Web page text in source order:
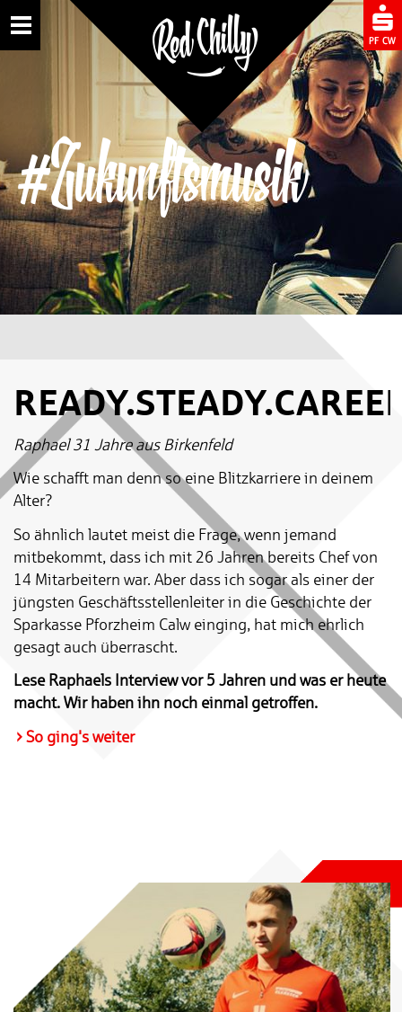
Toggle
#Zukunftsmusik
Raphael 31 Jahre aus Birkenfeld
Wie schafft man denn so eine Blitzkarriere in deinem
Alter?
So ähnlich lautet meist die Frage, wenn jemand
mitbekommt, dass ich mit 26 Jahren bereits Chef von
14 Mitarbeitern war. Aber dass ich sogar als einer der
jüngsten Geschäftsstellenleiter in die Geschichte der
Sparkasse Pforzheim Calw einging, hat mich ehrlich
gesagt auch überrascht.
Lese Raphaels Interview vor 5 Jahren und was er heute
macht.Wir haben ihn noch einmal getroffen.
So ging's weiter